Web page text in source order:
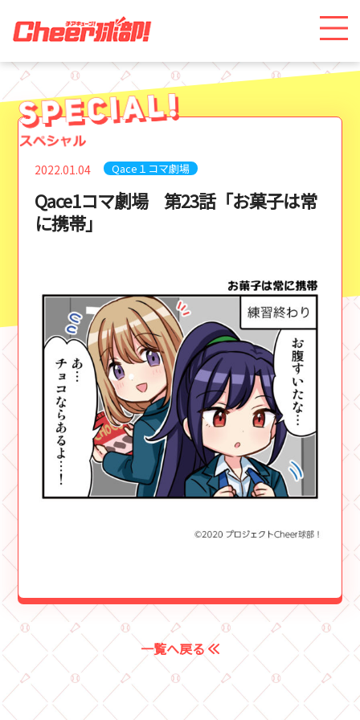
2022.01.04 Qace１コマ劇場
Qace1コマ劇場 第23話「お菓子は常
に携帯」
一覧へ戻る